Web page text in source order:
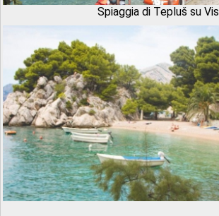
Spiaggia di Tepluš su Vis